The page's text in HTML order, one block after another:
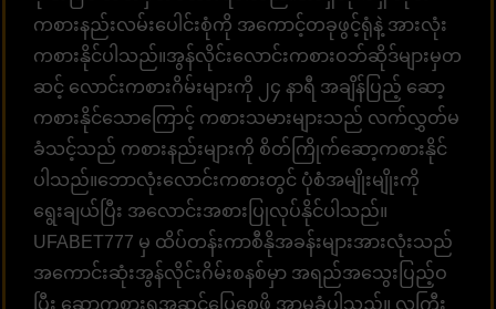
ကစားနည်းလမ်းပေါင်းစုံကို အကောင့်တခုဖွင့်ရုံနဲ့ အားလုံး
ကစားနိုင်ပါသည်။အွန်လိုင်းလောင်းကစားဝဘ်ဆိုဒ်များမှတ
ဆင့် လောင်းကစားဂိမ်းများကို ၂၄ နာရီ အချိန်ပြည့် ဆော့
ကစားနိုင်သောကြောင့် ကစားသမားများသည် လက်လွှတ်မ
ခံသင့်သည် ကစားနည်းများကို စိတ်ကြိုက်ဆော့ကစားနိုင်
ပါသည်။ဘောလုံးလောင်းကစားတွင် ပုံစံအမျိုးမျိုးကို
ရွေးချယ်ပြီး အလောင်းအစားပြုလုပ်နိုင်ပါသည်။
UFABET777 မှ ထိပ်တန်းကာစီနိုအခန်းများအားလုံးသည်
အကောင်းဆုံးအွန်လိုင်းဂိမ်းစနစ်မှာ အရည်အသွေးပြည့်ဝ
ပြီး ဆော့ကစားရအဆင်ပြေစေဖို့ အာမခံပါသည်။ လူကြီး